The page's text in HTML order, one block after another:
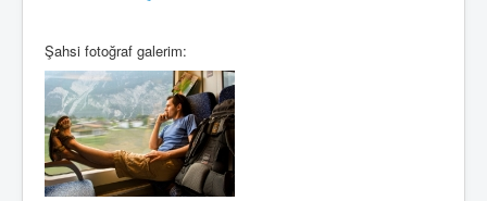
Şahsi fotoğraf galerim: